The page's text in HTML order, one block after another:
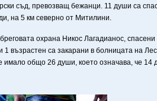
съд, превозващ бежанци. 11 души са
на 5 км северно от Митилини.
охрана Никос Лагадианос, спасени
възрастен са закарани в болницата на
общо 26 души, което означава, че 14